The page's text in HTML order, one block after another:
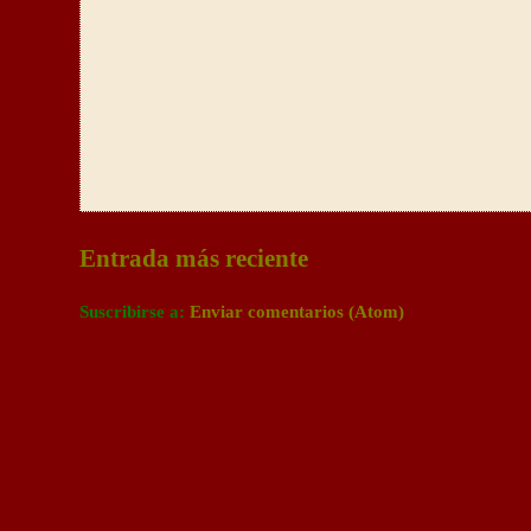
Entrada más reciente
Suscribirse a: Enviar comentarios (Atom)